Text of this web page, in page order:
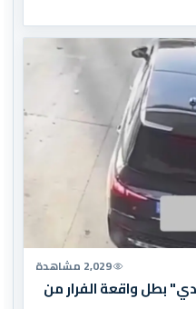
2,029 مشاهدة
بطل واقعة الفرار من